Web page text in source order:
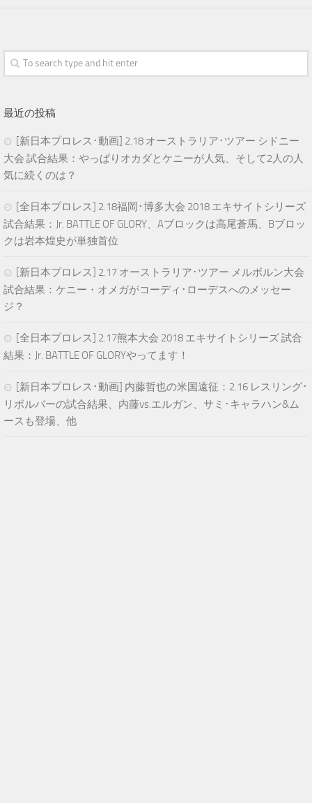
最近の投稿
[新日本プロレス･動画] 2.18 オーストラリア･ツアー シドニー
大会 試合結果：やっぱりオカダとケニーが人気、そして2人の人
気に続くのは？
[全日本プロレス] 2.18福岡･博多大会 2018 エキサイトシリーズ
試合結果：Jr. BATTLE OF GLORY、Aブロックは高尾蒼馬、Bブロッ
クは岩本煌史が単独首位
[新日本プロレス] 2.17 オーストラリア･ツアー メルボルン大会
試合結果：ケニー・オメガがコーディ･ローデスへのメッセー
ジ？
[全日本プロレス] 2.17熊本大会 2018 エキサイトシリーズ 試合
結果：Jr. BATTLE OF GLORYやってます！
[新日本プロレス･動画] 内藤哲也の米国遠征：2.16 レスリング･
リボルバーの試合結果、内藤vs.エルガン、サミ･キャラハン&ム
ースも登場、他